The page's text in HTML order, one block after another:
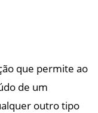
que permite ao
de um
outro tipo